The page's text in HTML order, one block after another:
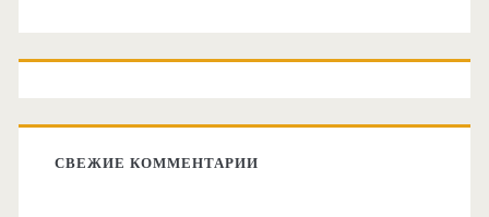
СВЕЖИЕ КОММЕНТАРИИ